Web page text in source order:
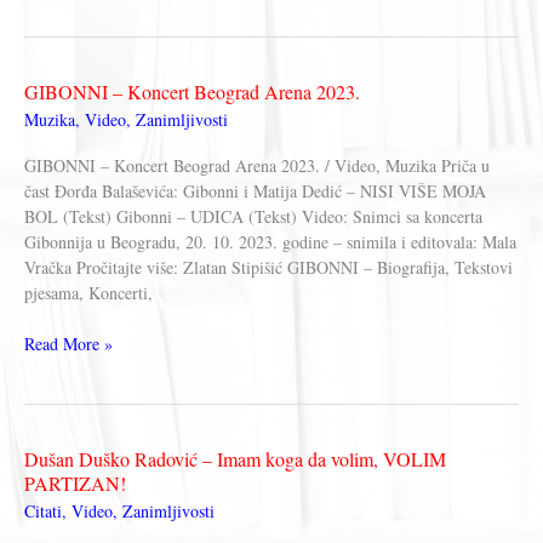
GIBONNI – Koncert Beograd Arena 2023.
Muzika, Video, Zanimljivosti
GIBONNI – Koncert Beograd Arena 2023. / Video, Muzika Priča u
čast Đorđa Balaševića: Gibonni i Matija Dedić – NISI VIŠE MOJA
BOL (Tekst) Gibonni – UDICA (Tekst) Video: Snimci sa koncerta
Gibonnija u Beogradu, 20. 10. 2023. godine – snimila i editovala: Mala
Vračka Pročitajte više: Zlatan Stipišić GIBONNI – Biografija, Tekstovi
pjesama, Koncerti,
GIBONNI
2023.
Read More »
Dušan Duško Radović – Imam koga da volim, VOLIM
PARTIZAN!
Citati, Video, Zanimljivosti